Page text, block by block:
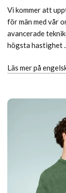
Vi kommer att
för män med vår
avancerade
högsta hastighet
Läs mer på